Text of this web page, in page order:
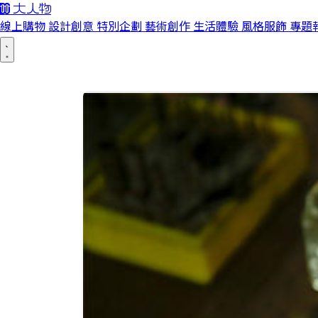
線上購物 設計創意 特別企劃 藝術創作 生活體驗 風格服飾 專題